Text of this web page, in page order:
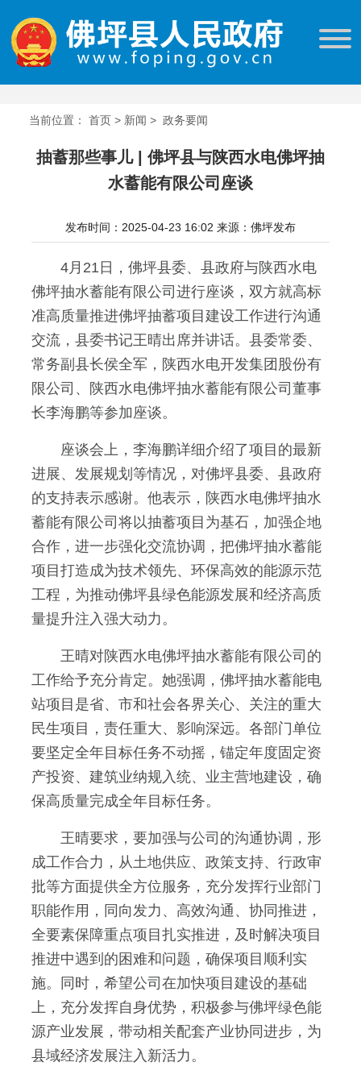
当前位置： 首页 > 新闻 > 政务要闻
抽蓄那些事儿 | 佛坪县与陕西水电佛坪抽
水蓄能有限公司座谈
发布时间：2025-04-23 16:02 来源：佛坪发布
4月21日，佛坪县委、县政府与陕西水电
佛坪抽水蓄能有限公司进行座谈，双方就高标
准高质量推进佛坪抽蓄项目建设工作进行沟通
交流，县委书记王晴出席并讲话。县委常委、
常务副县长侯全军，陕西水电开发集团股份有
限公司、陕西水电佛坪抽水蓄能有限公司董事
长李海鹏等参加座谈。
座谈会上，李海鹏详细介绍了项目的最新
进展、发展规划等情况，对佛坪县委、县政府
的支持表示感谢。他表示，陕西水电佛坪抽水
蓄能有限公司将以抽蓄项目为基石，加强企地
合作，进一步强化交流协调，把佛坪抽水蓄能
项目打造成为技术领先、环保高效的能源示范
工程，为推动佛坪县绿色能源发展和经济高质
量提升注入强大动力。
王晴对陕西水电佛坪抽水蓄能有限公司的
工作给予充分肯定。她强调，佛坪抽水蓄能电
站项目是省、市和社会各界关心、关注的重大
民生项目，责任重大、影响深远。各部门单位
要坚定全年目标任务不动摇，锚定年度固定资
产投资、建筑业纳规入统、业主营地建设，确
保高质量完成全年目标任务。
王晴要求，要加强与公司的沟通协调，形
成工作合力，从土地供应、政策支持、行政审
批等方面提供全方位服务，充分发挥行业部门
职能作用，同向发力、高效沟通、协同推进，
全要素保障重点项目扎实推进，及时解决项目
推进中遇到的困难和问题，确保项目顺利实
施。同时，希望公司在加快项目建设的基础
上，充分发挥自身优势，积极参与佛坪绿色能
源产业发展，带动相关配套产业协同进步，为
县域经济发展注入新活力。